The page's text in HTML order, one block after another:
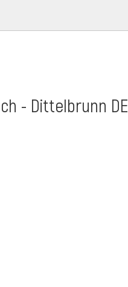
- Dittelbrunn DE